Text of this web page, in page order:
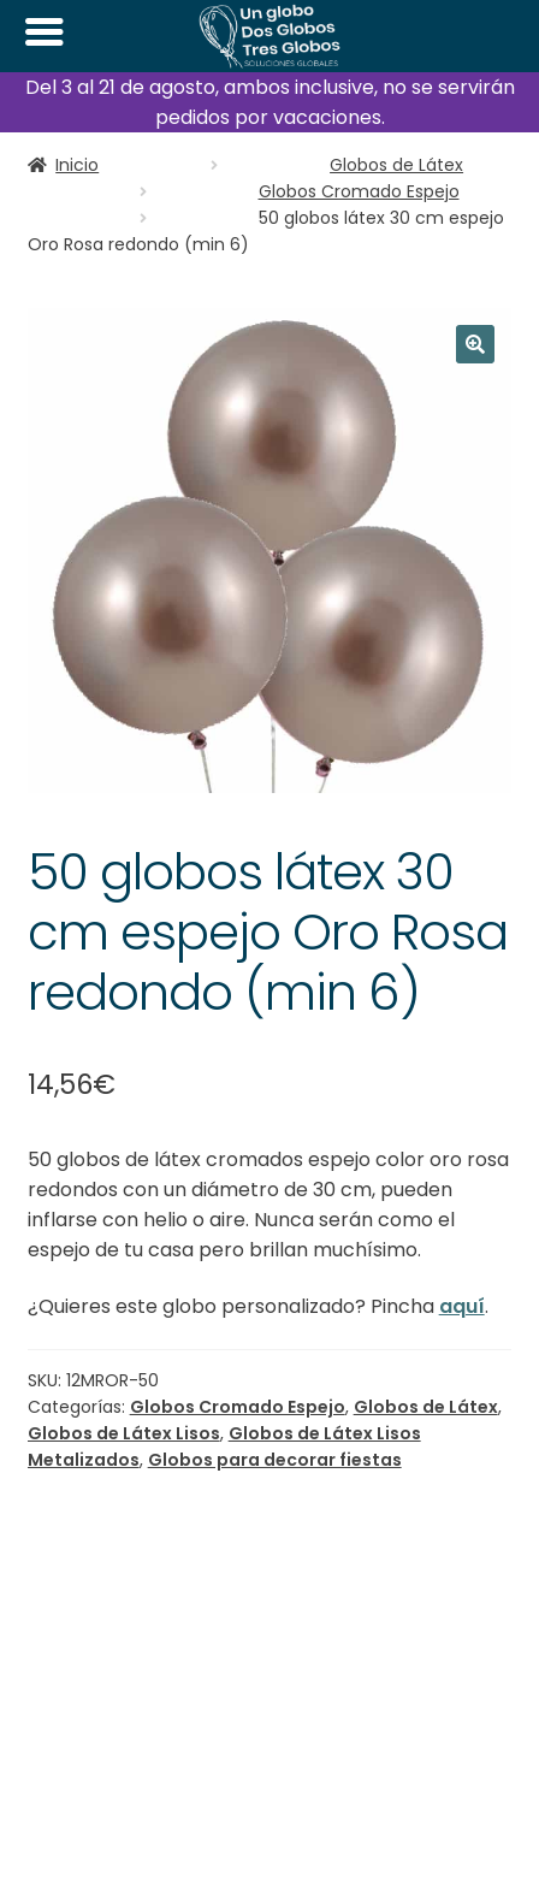
Del 3 al 21 de agosto, ambos inclusive, no se servirán
pedidos por vacaciones.
Inicio
Globos de Látex
Globos Cromado Espejo
50 globos látex 30 cm espejo
Oro Rosa redondo (min 6)
50 globos látex 30
cm espejo Oro Rosa
redondo (min 6)
14,56€
50 globos de látex cromados espejo color oro rosa
redondos con un diámetro de 30 cm, pueden
inflarse con helio o aire. Nunca serán como el
espejo de tu casa pero brillan muchísimo.
¿Quieres este globo personalizado? Pincha aquí.
SKU: 12MROR-50
Categorías: Globos Cromado Espejo, Globos de Látex,
Globos de Látex Lisos, Globos de Látex Lisos
Metalizados, Globos para decorar fiestas